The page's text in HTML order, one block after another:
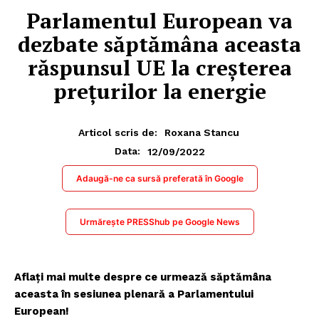
Parlamentul European va
dezbate săptămâna aceasta
răspunsul UE la creșterea
prețurilor la energie
Articol scris de:
Roxana Stancu
Data:
12/09/2022
Adaugă-ne ca sursă preferată în Google
Urmărește PRESShub pe Google News
Aflați mai multe despre ce urmează săptămâna
aceasta în sesiunea plenară a Parlamentului
European!